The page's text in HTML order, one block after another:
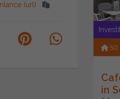
50
in
(url)